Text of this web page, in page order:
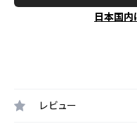
日本国内
レビュー